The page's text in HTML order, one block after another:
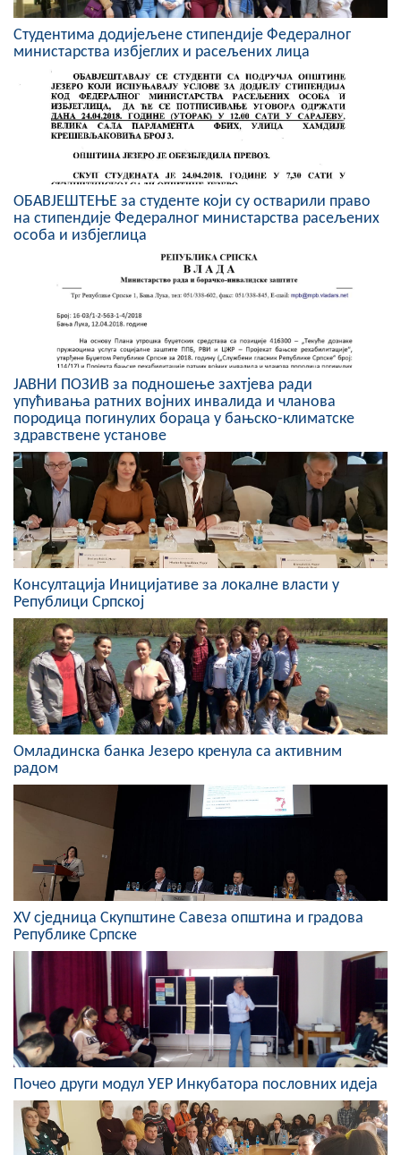
НАЧЕЛНИК
О Начелнику
Замјеник начелника
Извјештај о раду начелника
СКУПШТИНА
Статут Општине
Скупштинско вијеће општине језеро
Састав Скупштине
Службени Гласници
ОПШТИНСКА УПРАВА
ИНФО
Вијести
Активности
Јавни позиви
Обавјештења
Заштита од пожара
COVID 19
Геоистраживања
ФИНАНСИЈЕ
Пољопривреда
Туризам
Спорт
ЦИВИЛНА ЗАШТИТА
КОНТАКТ
Студентима додијељене стипендије Федералног
министарства избјеглих и расељених лица
ОБАВЈЕШТЕЊЕ за студенте који су остварили право
на стипендије Федералног министарства расељених
особа и избјеглица
ЈАВНИ ПОЗИВ за подношење захтјева ради
упућивања ратних војних инвалида и чланова
породица погинулих бораца у бањско-климатске
здравствене установе
Консултација Иницијативе за локалне власти у
Републици Српској
Омладинска банка Језеро кренула са активним
радом
XV сједница Скупштине Савеза општина и градова
Републике Српске
Почео други модул УЕР Инкубатора пословних идеја